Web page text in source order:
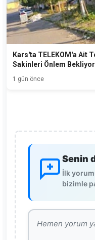
Kars'ta TELEKOM'a Ait
Sakinleri Önlem Bekliyor
1 gün önce
Senin
İlk
bizimle